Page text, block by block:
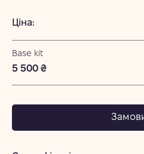
Ціна:
Base kit
5 500 ₴